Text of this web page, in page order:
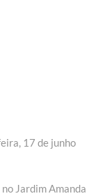
17 de junho
Jardim Amanda